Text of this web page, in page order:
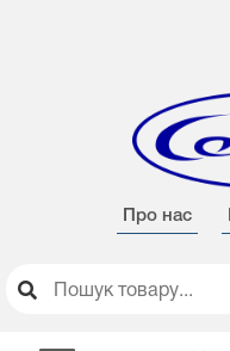
Про нас